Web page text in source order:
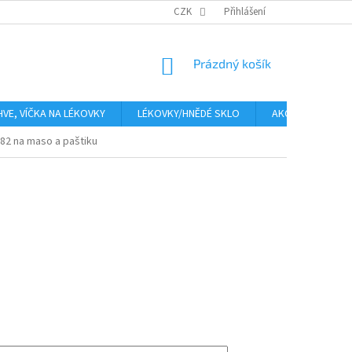
OBCHODNÍ PODMÍNKY
CZK Přihlášení
NÁKUPNÍ
Prázdný košík
VÍČKA NA LÉKOVKY LÉKOVKY/HNĚDÉ SKLO AKCE
na maso a paštiku